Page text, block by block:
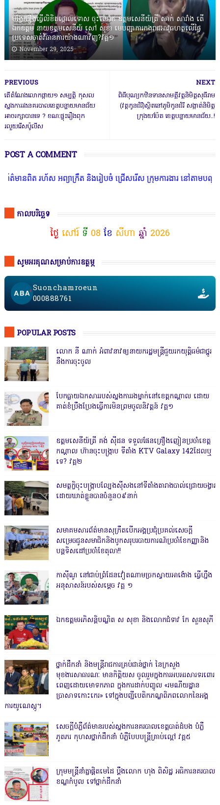
បង្វែររឿងធ្វើលិខិតថ្កោលទោស ចុះលោក ឧត្តមសេនីយ៍ត្រី សាក់ សារាំង តើ
ឯកឧត្តម នាយឧត្តមសេនីយ៍ សៅ សុខា មេបញ្ជាការកងរាជអាវុធហត្ថលើផ្ទៃ
ប្រទេសចាត់វិធានការយ៉ាងណាវិញ?វគ្គ១
November 29, 2025
NEXT
ពិធីបុណ្យកឋិនទានសាមគ្គីវត្តនិមិត្តសុធីរាម
(វត្តកូនដំរី)ស្ថិតនៅភូមិកូនដំរី សង្កាត់និមិត្ត
ក្រុងយប៉ែត ខេត្តបន្ទាយមានជ័យ..!
PREVIOUS
តើតំណែងលោកផ្កាយ១ សម្បត្តិ កុសល
ស្នងការរងនគរបាលខេត្តបន្ទាយមានជ័យ
អាចរក្សាបានទេ ? ខណ:ផ្ទុះរឿងពុក
រលួយរើសប៉ូលីស
POST A COMMENT
ហ័ស អព្យាក្រឹត និងរៀបចំ ជ្រើសរើស ក្រុមការងារ នៅតាមបណ្តាលរាជធ
កាលបរិច្ឆេទ
ថ្ងៃ សៅរ៍ទី 08 ខែ សីហា ឆ្នាំ 2026
សូមអរគុណសម្រាប់ការឧត្ថម្ភ
Suonchamroeun
000888761
POPULAR POSTS
លោក នី ណាក់ អំពាវនាវឲ្យនាយករដ្ឋមន្ត្រីជួយរកយុត្តិធម៌ជាថ្នូរ
នឹងការចុះចូល
បែកធ្លាយឯកសាររបស់ស្នងការរងម្នាក់នៅខេត្តកណ្ដាល ដោយ
គាត់ខំប្រឹងប្រែងធ្វើការមិនព្រមចូលនិវត្តន៍ វគ្គ១
ឧត្តមសេនីយ៍ត្រី គង់ ស៊ីដន ទទួលផែនគ្រឿងញៀនប្រចាំខេត្ត
កណ្តាល ហ៊ានចុះបង្ក្រាប ទីតាំង KTV Galaxy 142ដែលឬ
ទេ? វគ្គ២
សមត្ថកិ្ចចុះបង្ក្រាបល្បែងស៊ីសងនៅទីតាំងតារាងបាល់ជ្រោយចង្វារ
ដោយឃាត់ខ្លួនបានចំនួន០៩នាក់
សមាគមសារព័ត៌មានសុក្រឹតបើកអង្គប្រជុំប្រគល់សេចក្តី
សម្រេចជូនសមាជិកនិងបូកសរុបរបាយការណ៍ប្រចាំខែកញ្ញានិង
បន្តទិសដៅប្រចាំខែតុលា!!
កាសុីណូ នៅជាប់ព្រំដែនវៀតណាមច្រកស្វាយអាង៉ោង ធ្វើហ្នឹង
អនុសាសន៍របស់សម្ដេច វគ្គ ១
ឯកឧត្តមអភិសន្តិបណ្ឌិត ស សុខា និងលោកជំទាវ កែ សួនសុភី
ថ្នាក់ដឹកនាំ និងមន្ត្រីរាជការគ្រប់ជាន់ថ្នាក់ នៃក្រសួង
មុខងារសាធារណៈ មានកិត្តិយស ចូលរួមក្នុងការអបអរសារទរពោរ
ពេញដោយមោទកភាព ក្នុងការដាក់បញ្ចូល «រមណីយដ្ឋាន
ប្រាសាទកោះកេរ» ទៅក្នុងបញ្ជីបេតិកភណ្ឌពិភពលោកនៃអង្គ
ការយូណេស្កូ។
សេចក្តីបំភ្លឺព័ត៌មានរបស់ស្នងការនគរបាលខេត្តបាត់ដំបង បំភ្លឺ
ភូតភរ កុហសថ្នាក់ដឹកនាំ បំភ្លឺបែបបន្ត្រីគ្រាប់ល្ពៅ វគ្គ៥
ក្រុមមន្ត្រីនាំគ្នាផ្ដិតមេដៃ ប្ដឹងលោក ហុង ពិសិដ្ឋ អធិការនគរបាល
ខណ្ឌកំបូល ទៅថ្នាក់ដឹកនាំ